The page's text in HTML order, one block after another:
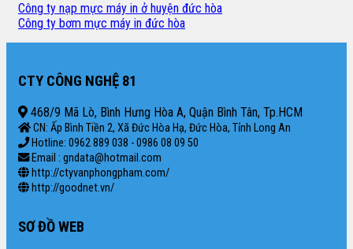
Công ty nạp mực máy in ở huyện đức hòa
Công ty bơm mực máy in đức hòa
CTY CÔNG NGHỆ 81
468/9 Mã Lò, Bình Hưng Hòa A, Quận Bình Tân, Tp.HCM
CN: Ấp Bình Tiền 2, Xã Đức Hòa Hạ, Đức Hòa, Tỉnh Long An
Hotline: 0962 889 038 - 0986 08 09 50
Email : gndata@hotmail.com
http://ctyvanphongpham.com/
http://goodnet.vn/
SƠ ĐỒ WEB